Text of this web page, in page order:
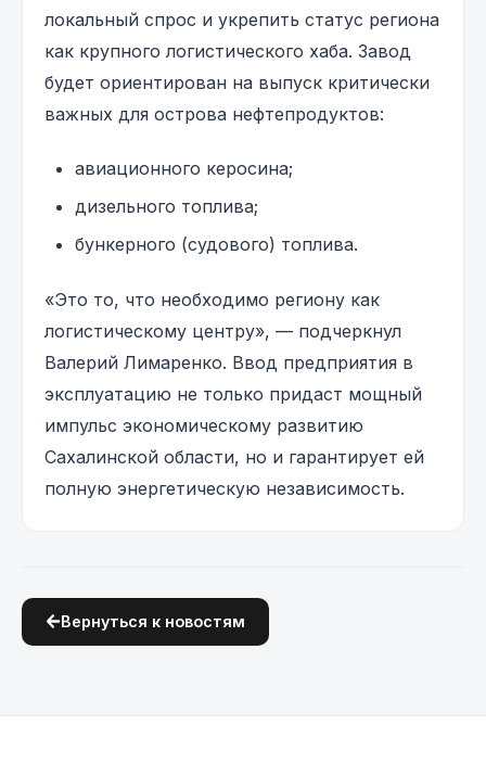
локальный спрос и укрепить статус региона
как крупного логистического хаба. Завод
будет ориентирован на выпуск критически
важных для острова нефтепродуктов:
авиационного керосина;
дизельного топлива;
бункерного (судового) топлива.
«Это то, что необходимо региону как
логистическому центру», — подчеркнул
Валерий Лимаренко. Ввод предприятия в
эксплуатацию не только придаст мощный
импульс экономическому развитию
Сахалинской области, но и гарантирует ей
полную энергетическую независимость.
Вернуться к новостям